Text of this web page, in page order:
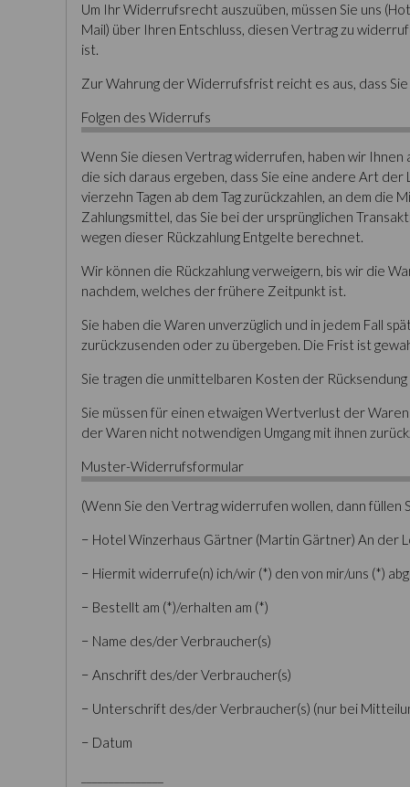
Um Ihr Widerrufsrecht auszuüben, müssen Sie uns
Mail) über Ihren Entschluss, diesen Vertrag zu
ist.
Zur Wahrung der Widerrufsfrist reicht es aus, dass
Folgen des Widerrufs
Wenn Sie diesen Vertrag widerrufen, haben wir
die sich daraus ergeben, dass Sie eine andere Art
vierzehn Tagen ab dem Tag zurückzahlen, an dem
Zahlungsmittel, das Sie bei der ursprünglichen
wegen dieser Rückzahlung Entgelte berechnet.
Wir können die Rückzahlung verweigern, bis wir die
nachdem, welches der frühere Zeitpunkt ist.
Sie haben die Waren unverzüglich und in jedem Fall
zurückzusenden oder zu übergeben. Die Frist ist
Sie tragen die unmittelbaren Kosten der
Sie müssen für einen etwaigen Wertverlust der
der Waren nicht notwendigen Umgang mit ihnen
Muster-Widerrufsformular
(Wenn Sie den Vertrag widerrufen wollen, dann füllen
− Hotel Winzerhaus Gärtner (Martin Gärtner) An der
− Hiermit widerrufe(n) ich/wir (*) den von mir/uns (*)
− Bestellt am (*)/erhalten am (*)
− Name des/der Verbraucher(s)
− Anschrift des/der Verbraucher(s)
− Unterschrift des/der Verbraucher(s) (nur bei
− Datum